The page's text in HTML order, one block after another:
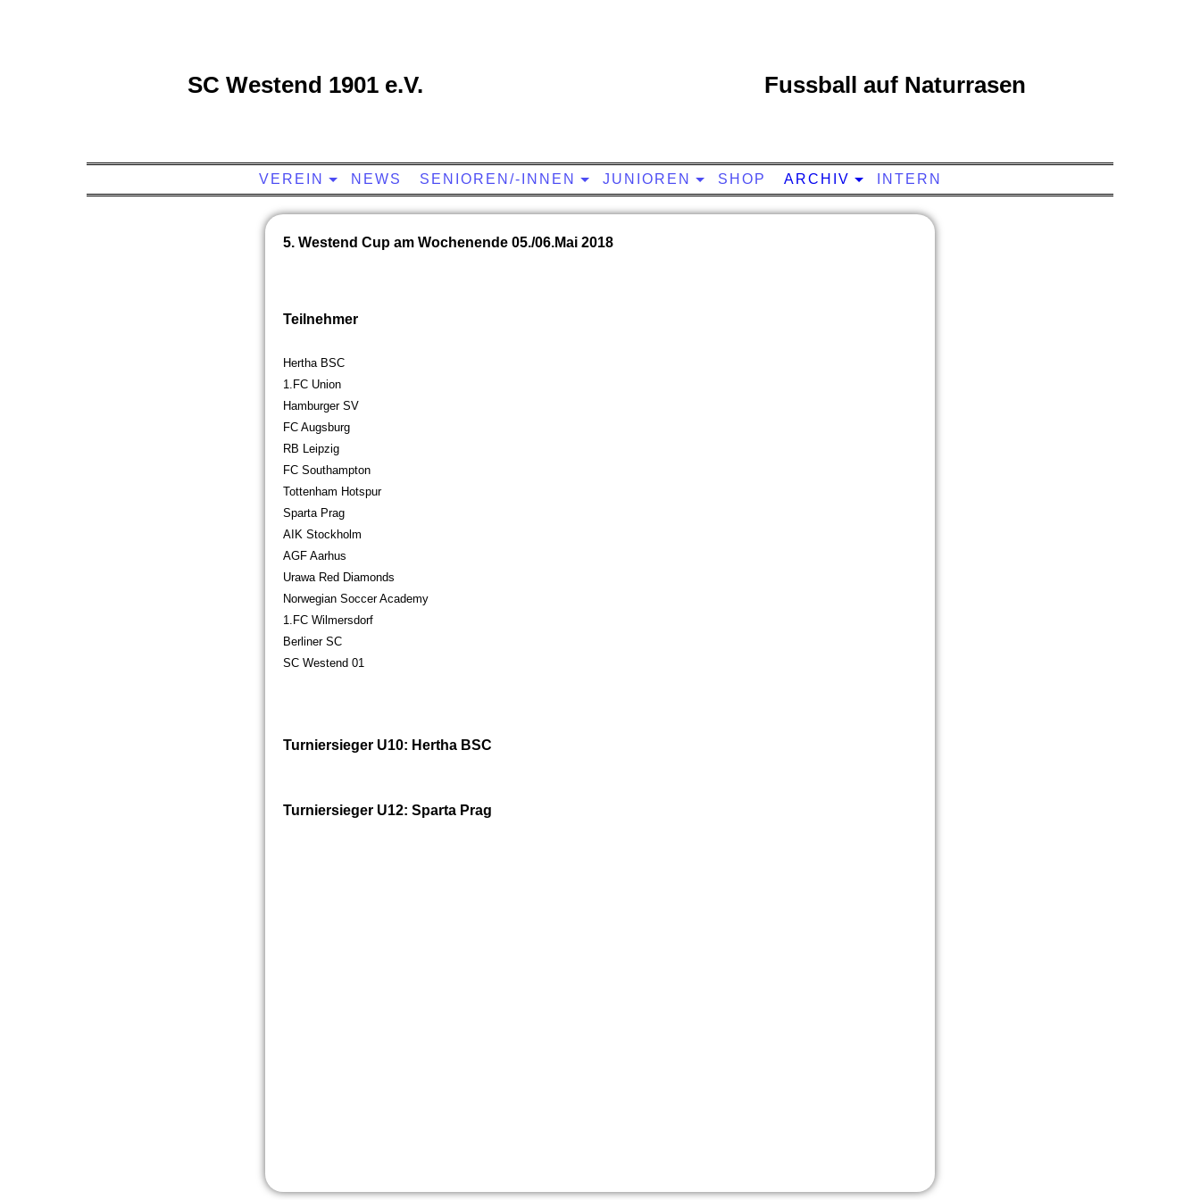
SC Westend 1901 e.V. Fussball auf Naturrasen
VEREIN NEWS SENIOREN/-INNEN JUNIOREN SHOP ARCHIV INTERN
5. Westend Cup am Wochenende 05./06.Mai 2018
Teilnehmer
Hertha BSC
1.FC Union
Hamburger SV
FC Augsburg
RB Leipzig
FC Southampton
Tottenham Hotspur
Sparta Prag
AIK Stockholm
AGF Aarhus
Urawa Red Diamonds
Norwegian Soccer Academy
1.FC Wilmersdorf
Berliner SC
SC Westend 01
Turniersieger U10: Hertha BSC
Turniersieger U12: Sparta Prag